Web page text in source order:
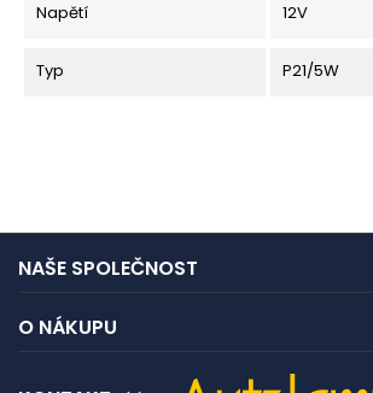
Napětí 12V
Typ P21/5W
NAŠE SPOLEČNOST
O NÁKUPU